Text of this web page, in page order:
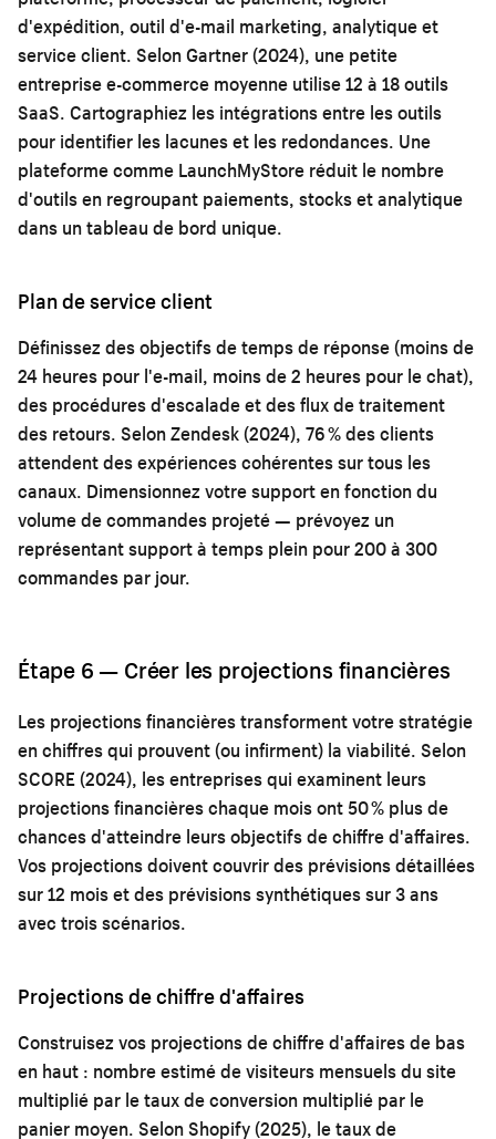
d'expédition, outil d'e-mail marketing, analytique et
service client. Selon Gartner (2024), une petite
entreprise e-commerce moyenne utilise 12 à 18 outils
SaaS. Cartographiez les intégrations entre les outils
pour identifier les lacunes et les redondances. Une
plateforme comme LaunchMyStore réduit le nombre
d'outils en regroupant paiements, stocks et analytique
dans un tableau de bord unique.
Plan de service client
Définissez des objectifs de temps de réponse (moins de
24 heures pour l'e-mail, moins de 2 heures pour le chat),
des procédures d'escalade et des flux de traitement
des retours. Selon Zendesk (2024), 76 % des clients
attendent des expériences cohérentes sur tous les
canaux. Dimensionnez votre support en fonction du
volume de commandes projeté — prévoyez un
représentant support à temps plein pour 200 à 300
commandes par jour.
Étape 6 — Créer les projections financières
Les projections financières transforment votre stratégie
en chiffres qui prouvent (ou infirment) la viabilité. Selon
SCORE (2024), les entreprises qui examinent leurs
projections financières chaque mois ont 50 % plus de
chances d'atteindre leurs objectifs de chiffre d'affaires.
Vos projections doivent couvrir des prévisions détaillées
sur 12 mois et des prévisions synthétiques sur 3 ans
avec trois scénarios.
Projections de chiffre d'affaires
Construisez vos projections de chiffre d'affaires de bas
en haut : nombre estimé de visiteurs mensuels du site
multiplié par le taux de conversion multiplié par le
panier moyen. Selon Shopify (2025), le taux de